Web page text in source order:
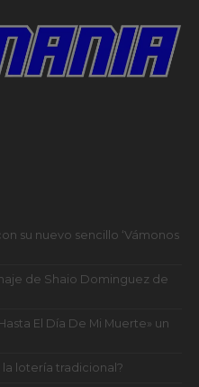
su nuevo sencillo ‘Vámonos
de Shaio Dominguez de
El Día De Mi Muerte» un
lotería tradicional?